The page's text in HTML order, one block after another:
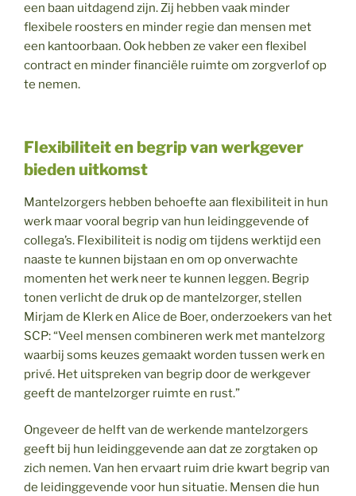
een baan uitdagend zijn. Zij hebben vaak minder
flexibele roosters en minder regie dan mensen met
een kantoorbaan. Ook hebben ze vaker een flexibel
contract en minder financiële ruimte om zorgverlof op
te nemen.
Flexibiliteit en begrip van werkgever
bieden uitkomst
Mantelzorgers hebben behoefte aan flexibiliteit in hun
werk maar vooral begrip van hun leidinggevende of
collega’s. Flexibiliteit is nodig om tijdens werktijd een
naaste te kunnen bijstaan en om op onverwachte
momenten het werk neer te kunnen leggen. Begrip
tonen verlicht de druk op de mantelzorger, stellen
Mirjam de Klerk en Alice de Boer, onderzoekers van het
SCP: “Veel mensen combineren werk met mantelzorg
waarbij soms keuzes gemaakt worden tussen werk en
privé. Het uitspreken van begrip door de werkgever
geeft de mantelzorger ruimte en rust.”
Ongeveer de helft van de werkende mantelzorgers
geeft bij hun leidinggevende aan dat ze zorgtaken op
zich nemen. Van hen ervaart ruim drie kwart begrip van
de leidinggevende voor hun situatie. Mensen die hun